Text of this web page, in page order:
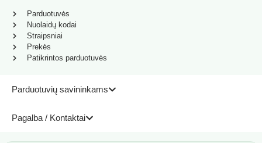
Parduotuvių savininkams
Pagalba / Kontaktai
Parduotuvės
Nuolaidų kodai
Straipsniai
Prekės
Patikrintos parduotuvės